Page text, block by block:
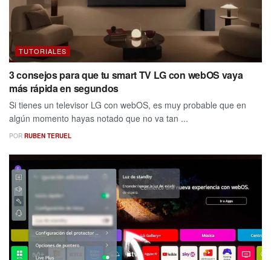
TUTORIALES
3 consejos para que tu smart TV LG con webOS vaya
más rápida en segundos
Si tienes un televisor LG con webOS, es muy probable que en
algún momento hayas notado que no va tan ...
POR RUBEN TERUEL